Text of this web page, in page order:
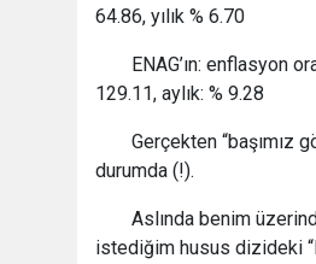
64.86, yılık % 6.70
ENAG’ın: enflasyon
129.11, aylık: % 9.28
Gerçekten “başımız
durumda (!).
Aslında benim
istediğim husus dizideki